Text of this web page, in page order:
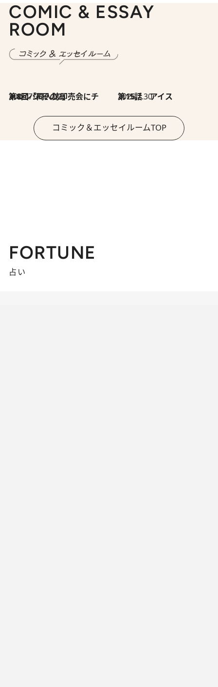
COMIC & ESSAY
ROOM
2026.7.30
第8回「同人誌即売会にチャレンジ その2」 2026.7.30
第15話 アイス
コミック＆エッセイルームTOP
FORTUNE
占い